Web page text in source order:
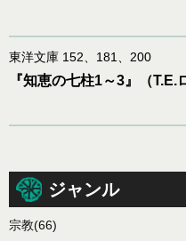
東洋文庫 152、181、200
『知恵の七柱1～3』（
ジャンル
宗教(66)